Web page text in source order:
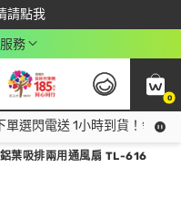
請點我
饋$350
務
0
單選閃電送 1小時到貨！領神
葉吸排兩用通風扇 TL-616